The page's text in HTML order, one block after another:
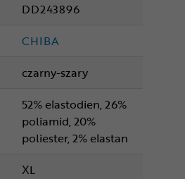
DD243896
CHIBA
czarny-szary
52% elastodien, 26%
poliamid, 20%
poliester, 2% elastan
XL